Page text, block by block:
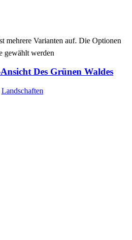
mehrere Varianten auf. Die Optionen
gewählt werden
Des Grünen Waldes
Landschaften